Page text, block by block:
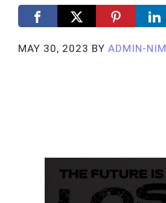
MAY 30, 2023 BY ADMIN-NIM